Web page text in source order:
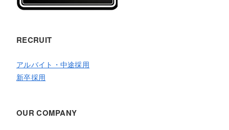
RECRUIT
アルバイト・中途採用
新卒採用
OUR COMPANY